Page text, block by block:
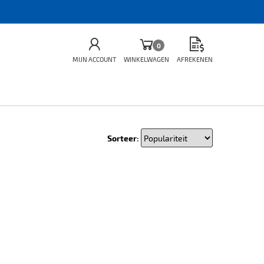
MIJN ACCOUNT
0
WINKELWAGEN
AFREKENEN
Sorteer: